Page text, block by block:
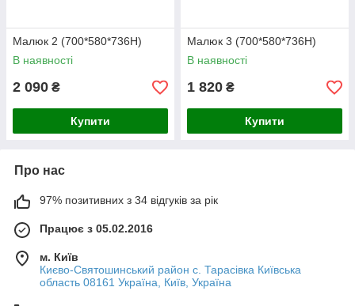
Малюк 2 (700*580*736Н)
В наявності
2 090 ₴
Купити
Малюк 3 (700*580*736Н)
В наявності
1 820 ₴
Купити
Про нас
97% позитивних з 34 відгуків за рік
Працює з 05.02.2016
м. Київ
Києво-Святошинський район с. Тарасівка Київська
область 08161 Україна, Київ, Україна